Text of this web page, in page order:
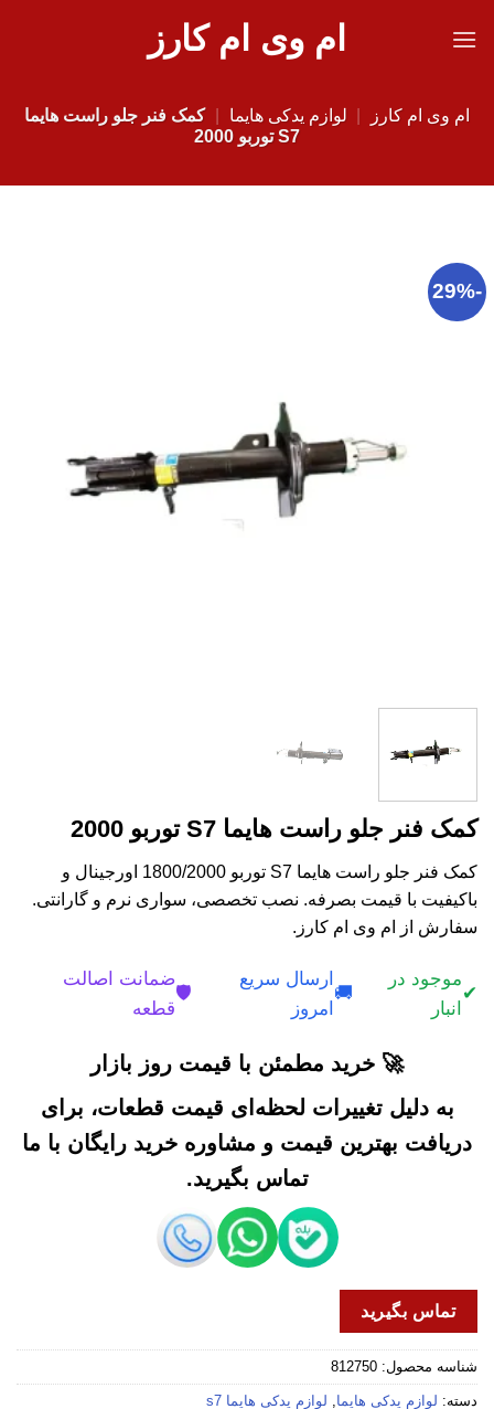
ام وی ام کارز
ام وی ام کارز لوازم یدکی هایما
کمک فنر جلو راست هایما
S7 توربو 2000
-29%
کمک فنر جلو راست هایما S7 توربو 2000
کمک فنر جلو راست هایما S7 توربو 1800/2000 اورجینال و
باکیفیت با قیمت بصرفه. نصب تخصصی، سواری نرم و گارانتی.
سفارش از ام وی ام کارز.
✔
موجود در
انبار
🚚
ارسال سریع
امروز
🛡️
ضمانت اصالت
قطعه
🚀 خرید مطمئن با قیمت روز بازار
به دلیل تغییرات لحظه‌ای قیمت قطعات، برای
دریافت بهترین قیمت و مشاوره خرید رایگان با ما
تماس بگیرید.
تماس بگیرید
شناسه محصول: 812750
دسته: لوازم یدکی هایما, لوازم یدکی هایما s7